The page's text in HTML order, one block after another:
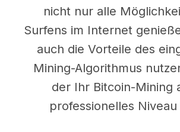
nicht nur alle
Surfens im Internet
auch die Vorteile des
Mining-Algorithmus
der Ihr Bitcoin-Mining
professionelles